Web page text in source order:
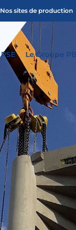
Nos sites de production
RSE Le Groupe